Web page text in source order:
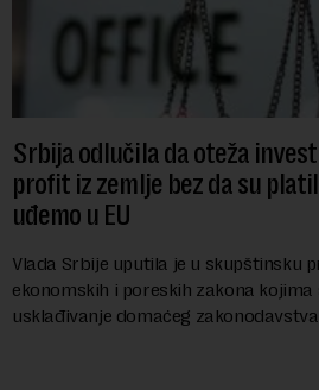
Srbija odlučila da oteža
profit iz zemlje bez da su
uđemo u EU
Vlada Srbije uputila je u skupštinsku
ekonomskih i poreskih zakona kojima
usklađivanje domaćeg